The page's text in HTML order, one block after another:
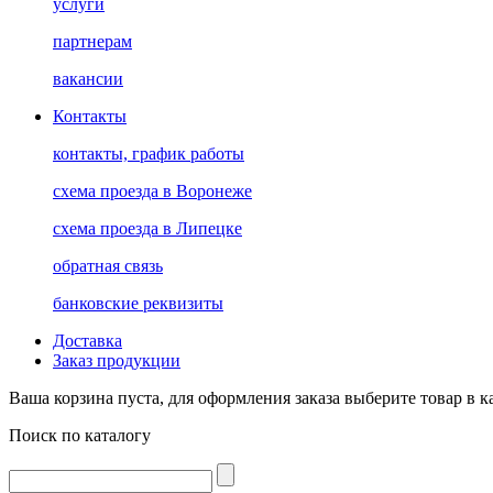
услуги
партнерам
вакансии
Контакты
контакты, график работы
схема проезда в Воронеже
схема проезда в Липецке
обратная связь
банковские реквизиты
Доставка
Заказ продукции
Ваша корзина пуста, для оформления заказа выберите товар в
Поиск по каталогу